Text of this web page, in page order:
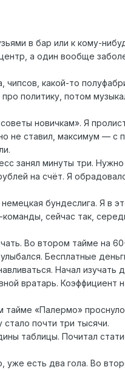
в бар или к кому-
а один вообще
какой-то
политику, потом
новичкам». Я
не ставил, максимум — с
занял минуты три.
на счёт. Я
бундеслига. Я в
сейчас так,
Во втором тайме на
Бесплатные
Начал изучать
вратарь. Коэффициент
«Палермо»
почти три тысячи.
таблицы. Почитал
уже есть два гола. Во